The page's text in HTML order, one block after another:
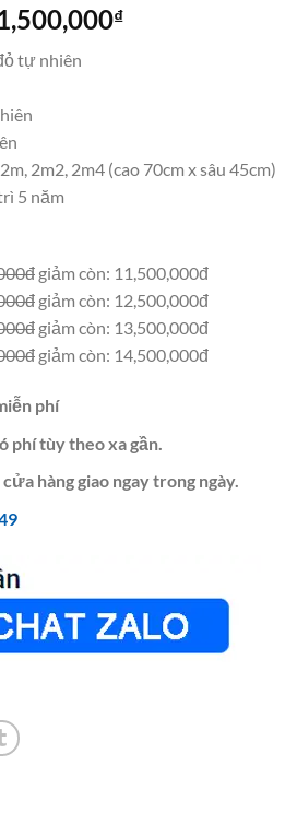
₫Giá
tự nhiên
2m2, 2m4 (cao 70cm x sâu 45cm)
5 năm
giảm còn: 11,500,000đ
giảm còn: 12,500,000đ
giảm còn: 13,500,000đ
giảm còn: 14,500,000đ
phí
phí tùy theo xa gần.
hàng giao ngay trong ngày.